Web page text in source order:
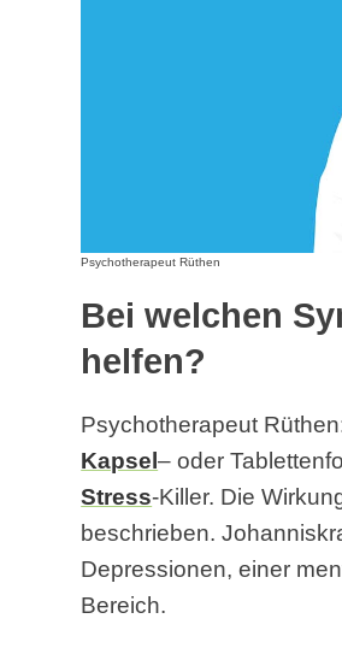
Psychotherapeut Rüthen
Bei welchen
helfen?
Psychotherapeut
Kapsel– oder
Stress-Killer. Die
beschrieben.
Depressionen, einer
Bereich.